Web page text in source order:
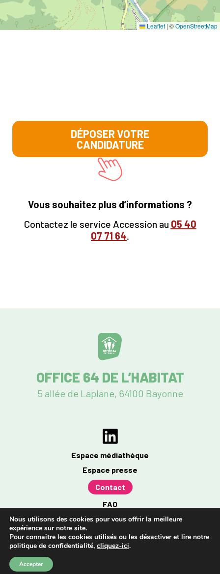
Leaflet | ©OpenStreetMap
DÉPOSER VOTRE
CANDIDATURE
Vous souhaitez plus d’informations ?
Contactez le service Accession au 05 40
07 71 64.
OFFICE 64 DE L’HABITAT
5 allée de Laplane, 64100 Bayonne
Espace médiathèque
Espace presse
Contact
FAQ
Mentions légales
Politique de confidentialité
Accessibilité : partiellement conforme à 96%
Nous utilisons des cookies pour vous offrir la meilleure
expérience sur notre site.
Pour connaitre les cookies utilisés ou les désactiver et lire notre
politique de confidentialité, cliquez-ici.
Accepter